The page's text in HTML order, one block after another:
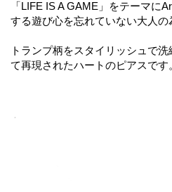
「LIFE IS A GAME」をテーマに
する遊び心を忘れていない大人の
トランプ柄をスタイリッシュで
て再現されたハートのピアスです